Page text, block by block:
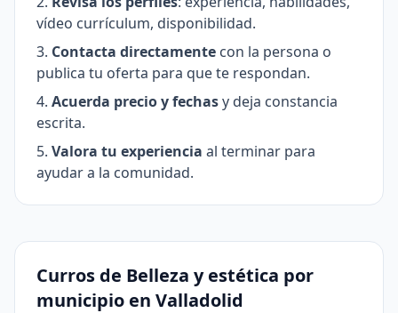
vídeo currículum, disponibilidad.
Contacta directamente con la persona o
publica tu oferta para que te respondan.
Acuerda precio y fechasy deja constancia
escrita.
Valora tu experiencia al terminar para
ayudar a la comunidad.
Curros de Belleza y estética por
municipio en Valladolid